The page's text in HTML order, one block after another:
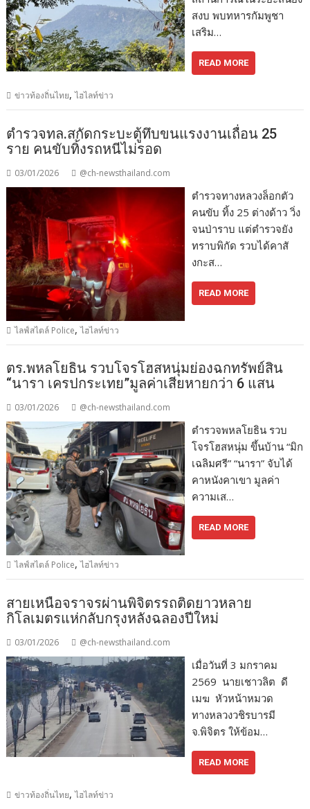
สงบ พบทหารกัมพูชา
เสริม…
READ MORE
ข่าวท้องถิ่นไทย,ไฮไลท์ข่าว
ตำรวจทล.สกัดกระบะตู้ทึบขนแรงงานเถื่อน 25
ราย คนขับทิ้งรถหนีไม่รอด
03/01/2026 @ch-newsthailand.com
ตำรวจทางหลวงล็อกตัว
คนขับ ทิ้ง 25 ต่างด้าว วิ่ง
จนป่าราบ แต่ตำรวจยัง
ทราบพิกัด รวบได้คาสั
งกะส…
READ MORE
ไลฟ์สไตล์ Police,ไฮไลท์ข่าว
ตร.พหลโยธิน รวบโจรโฮสหนุ่มย่องฉกทรัพย์สิน
“นารา เครปกระเทย”มูลค่าเสียหายกว่า 6 แสน
03/01/2026 @ch-newsthailand.com
ตำรวจพหลโยธิน รวบ
โจรโฮสหนุ่ม ขึ้นบ้าน “มิก
เฉลิมศรี” “นารา” จับได้
คาหนังคาเขา มูลค่า
ความเส…
READ MORE
ไลฟ์สไตล์ Police,ไฮไลท์ข่าว
สายเหนือจราจรผ่านพิจิตรรถติดยาวหลาย
กิโลเมตรแห่กลับกรุงหลังฉลองปีใหม่
03/01/2026 @ch-newsthailand.com
เมื่อวันที่ 3 มกราคม
2569 นายเชาวลิต ดี
เมฆ หัวหน้าหมวด
ทางหลวงวชิรบารมี
จ.พิจิตร ให้ข้อม…
READ MORE
ข่าวท้องถิ่นไทย,ไฮไลท์ข่าว